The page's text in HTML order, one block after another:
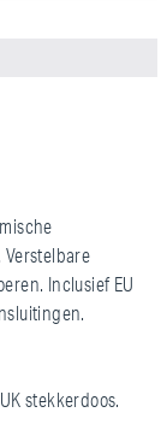
Inclusief EU
stekkerdoos.